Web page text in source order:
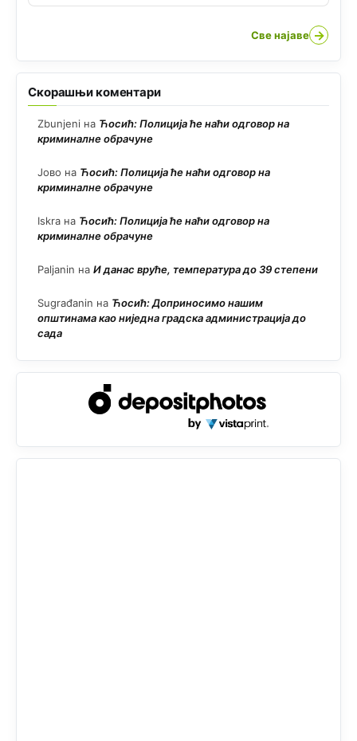
Све најаве →
Скорашњи коментари
Zbunjeni на Ћосић: Полиција ће наћи одговор на
криминалне обрачуне
Јово на Ћосић: Полиција ће наћи одговор на
криминалне обрачуне
Iskra на Ћосић: Полиција ће наћи одговор на
криминалне обрачуне
Paljanin на И данас вруће, температура до 39 степени
Sugrađanin на Ћосић: Доприносимо нашим
општинама као ниједна градска администрација до
сада